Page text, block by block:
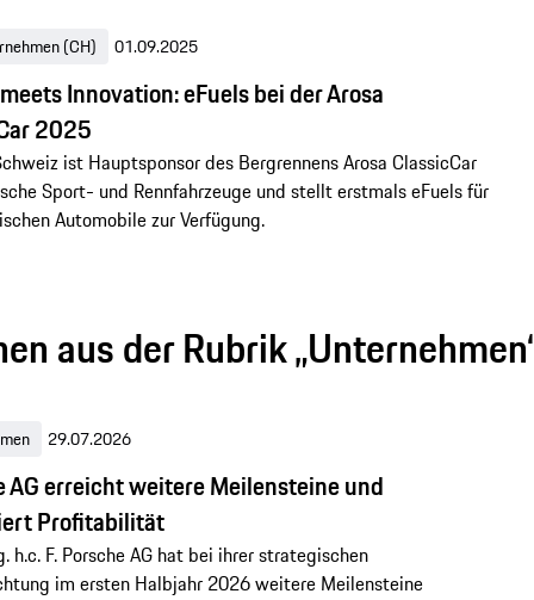
(CH) 01.09.2025
Innovation: eFuels bei der Arosa
2025
ist Hauptsponsor des Bergrennens Arosa ClassicCar
Sport- und Rennfahrzeuge und stellt erstmals eFuels für
Automobile zur Verfügung.
aus der Rubrik
29.07.2026
AG erreicht weitere Meilensteine und
Profitabilität
h.c. F. Porsche AG hat bei ihrer strategischen
im ersten Halbjahr 2026 weitere Meilensteine